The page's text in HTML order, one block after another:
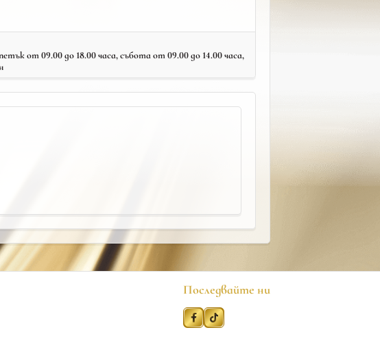
от 09.00 до 18.00 часа, събота от 09.00 до 14.00 часа,
Последвайте ни